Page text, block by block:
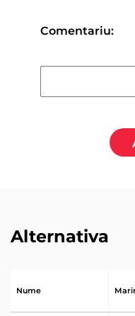
Comentariu:
Alternativa
Nume